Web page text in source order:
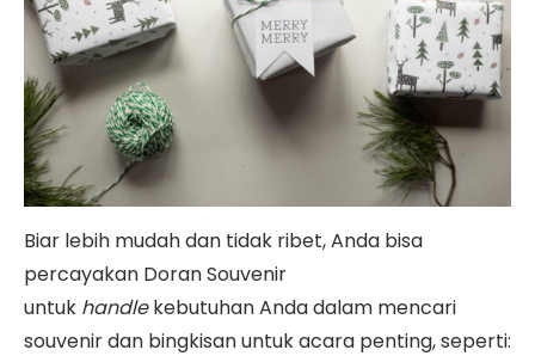
Biar lebih mudah dan tidak ribet, Anda bisa
percayakan Doran Souvenir
untuk handlekebutuhan Anda dalam mencari
souvenir dan bingkisan untuk acara penting, seperti: